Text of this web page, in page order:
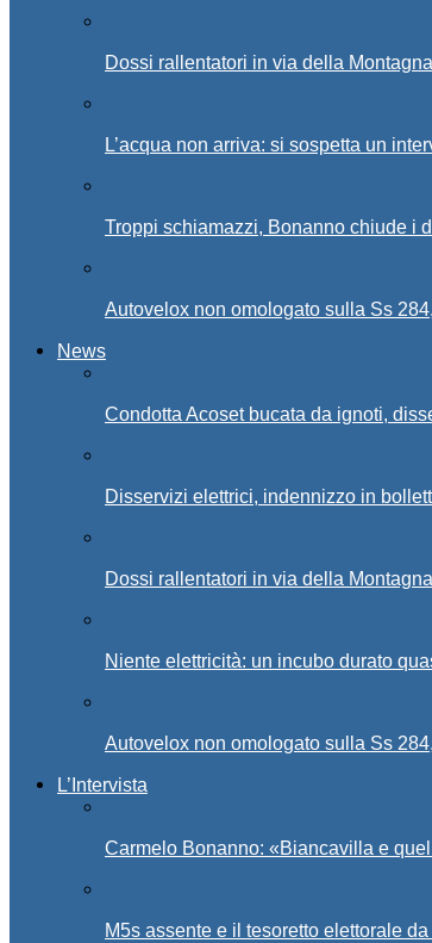
Dossi rallentatori in via della
L’acqua non arriva: si sospetta un
Troppi schiamazzi, Bonanno chiude i
Autovelox non omologato sulla Ss
News
Condotta Acoset bucata da ignoti,
Disservizi elettrici, indennizzo in
Dossi rallentatori in via della
Niente elettricità: un incubo durato
Autovelox non omologato sulla Ss
L’Intervista
Carmelo Bonanno: «Biancavilla e
M5s assente e il tesoretto elettorale